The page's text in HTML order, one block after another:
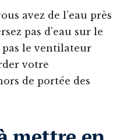
avez de l’eau près
pas d’eau sur le
le ventilateur
votre
de portée des